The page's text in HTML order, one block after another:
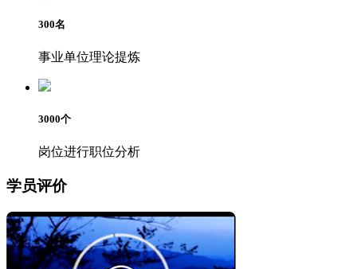
300名
事业单位理论提炼
3000个
岗位进行职位分析
学员评价